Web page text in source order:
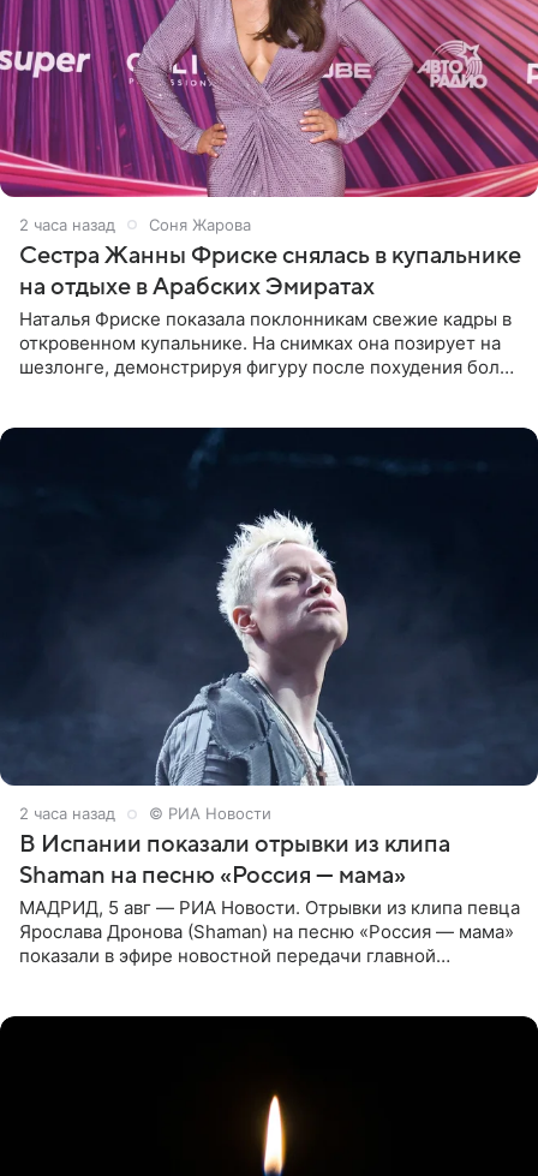
2 часа назад Соня Жарова
Сестра Жанны Фриске снялась в купальнике
на отдыхе в Арабских Эмиратах
Наталья Фриске показала поклонникам свежие кадры в
откровенном купальнике. На снимках она позирует на
шезлонге, демонстрируя фигуру после похудения более
2 часа назад © РИА Новости
В Испании показали отрывки из клипа
Shaman на песню «Россия — мама»
МАДРИД, 5 авг — РИА Новости. Отрывки из клипа певца
Ярослава Дронова (Shaman) на песню «Россия — мама»
показали в эфире новостной передачи главной